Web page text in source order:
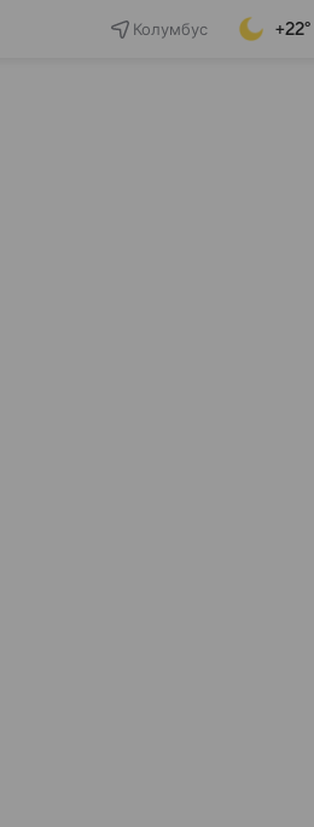
Колумбус +22°